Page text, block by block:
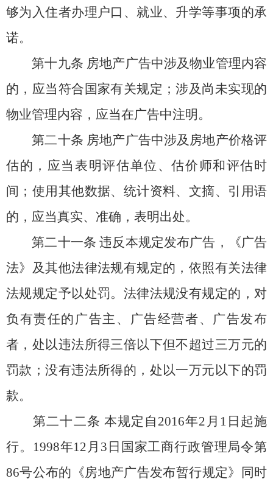
够为入住者办理户口、就业、升学等事项的承
诺。
第十九条 房地产广告中涉及物业管理内容
的，应当符合国家有关规定；涉及尚未实现的
物业管理内容，应当在广告中注明。
第二十条 房地产广告中涉及房地产价格评
估的，应当表明评估单位、估价师和评估时
间；使用其他数据、统计资料、文摘、引用语
的，应当真实、准确，表明出处。
第二十一条 违反本规定发布广告，《广告
法》及其他法律法规有规定的，依照有关法律
法规规定予以处罚。法律法规没有规定的，对
负有责任的广告主、广告经营者、广告发布
者，处以违法所得三倍以下但不超过三万元的
罚款；没有违法所得的，处以一万元以下的罚
款。
第二十二条 本规定自2016年2月1日起施
行。1998年12月3日国家工商行政管理局令第
86号公布的《房地产广告发布暂行规定》同时